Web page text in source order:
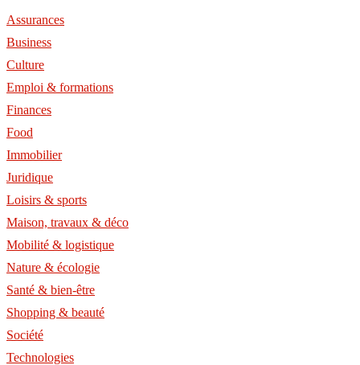
Assurances
Business
Culture
Emploi & formations
Finances
Food
Immobilier
Juridique
Loisirs & sports
Maison, travaux & déco
Mobilité & logistique
Nature & écologie
Santé & bien-être
Shopping & beauté
Société
Technologies